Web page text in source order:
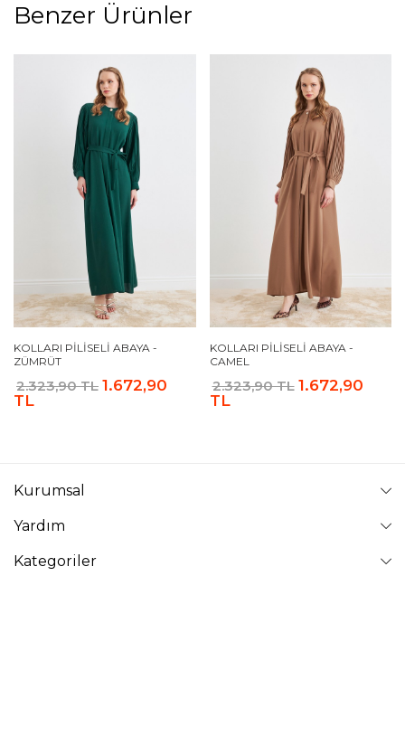
Benzer Ürünler
KOLLARI PILISELI ABAYA -
ZÜMRÜT
2.323,90 TL 1.672,90
TL
KOLLARI PILISELI ABAYA -
CAMEL
2.323,90 TL 1.672,90
TL
Kurumsal
Yardım
Kategoriler